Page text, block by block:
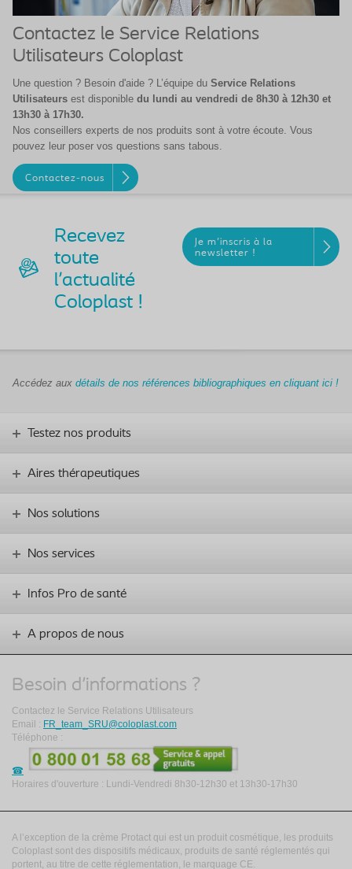
Contactez le Service Relations
Utilisateurs Coloplast
Une question ? Besoin d'aide ? L’équipe du Service Relations
Utilisateurs est disponible du lundi au vendredi de 8h30 à 12h30 et
13h30 à 17h30.
Nos conseillers experts de nos produits sont à votre écoute. Vous
pouvez leur poser vos questions sans tabous.
Contactez-nous
Recevez
toute
l'actualité
Coloplast !
Je m'inscris à la
newsletter !
Accédez aux détails de nos références bibliographiques en cliquant ici !
Testez nos produits
Aires thérapeutiques
Nos solutions
Nos services
Infos Pro de santé
A propos de nous
Besoin d'informations ?
Contactez le Service Relations Utilisateurs
Email : FR_team_SRU@coloplast.com
Téléphone :
Horaires d'ouverture : Lundi-Vendredi 8h30-12h30 et 13h30-17h30
A l’exception de la crème Protact qui est un produit cosmétique, les produits
Coloplast sont des dispositifs médicaux, produits de santé réglementés qui
portent, au titre de cette réglementation, le marquage CE.